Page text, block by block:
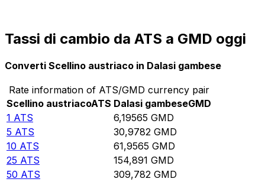
Tassi di cambio da ATS a GMD oggi
Converti Scellino austriaco in Dalasi gambese
Rate information of ATS/GMD currency pair
Scellino austriacoATS Dalasi gambeseGMD
1 ATS 6,19565 GMD
5 ATS 30,9782 GMD
10 ATS 61,9565 GMD
25 ATS 154,891 GMD
50 ATS 309,782 GMD